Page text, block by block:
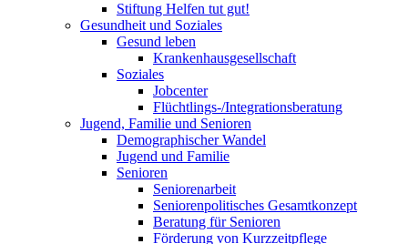
Stiftung Helfen tut gut!
Gesundheit und Soziales
Gesund leben
Krankenhausgesellschaft
Soziales
Jobcenter
Flüchtlings-/Integrationsberatung
Jugend, Familie und Senioren
Demographischer Wandel
Jugend und Familie
Senioren
Seniorenarbeit
Seniorenpolitisches Gesamtkonzept
Beratung für Senioren
Förderung von Kurzzeitpflege